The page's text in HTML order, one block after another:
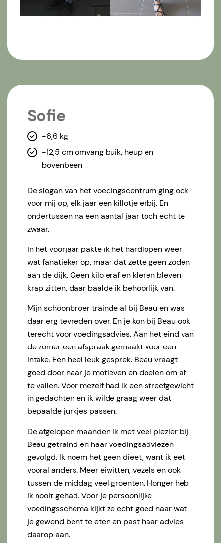
Sofie
-6,6 kg
-12,5 cm omvang buik, heup en
bovenbeen
De slogan van het voedingscentrum ging ook
voor mij op, elk jaar een killotje erbij. En
ondertussen na een aantal jaar toch echt te
zwaar.
In het voorjaar pakte ik het hardlopen weer
wat fanatieker op, maar dat zette geen zoden
aan de dijk. Geen kilo eraf en kleren bleven
krap zitten, daar baalde ik behoorlijk van.
Mijn schoonbroer trainde al bij Beau en was
daar erg tevreden over. En je kon bij Beau ook
terecht voor voedingsadvies. Aan het eind van
de zomer een afspraak gemaakt voor een
intake. Een heel leuk gesprek. Beau vraagt
goed door naar je motieven en doelen om af
te vallen. Voor mezelf had ik een streefgewicht
in gedachten en ik wilde graag weer dat
bepaalde jurkjes passen.
De afgelopen maanden ik met veel plezier bij
Beau getraind en haar voedingsadviezen
gevolgd. Ik noem het geen dieet, want ik eet
vooral anders. Meer eiwitten, vezels en ook
tussen de middag veel groenten. Honger heb
ik nooit gehad. Voor je persoonlijke
voedingsschema kijkt ze echt goed naar wat
je gewend bent te eten en past haar advies
daarop aan.